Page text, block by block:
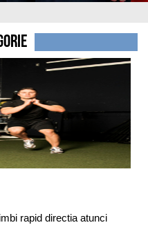
rapid directia atunci